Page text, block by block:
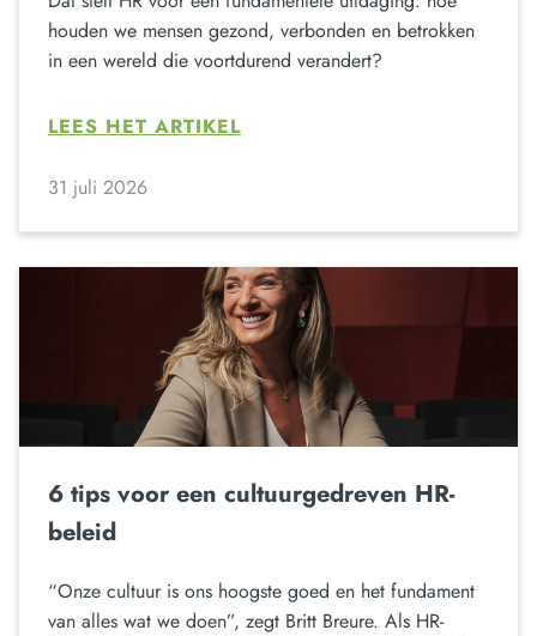
houden we mensen gezond, verbonden en betrokken
in een wereld die voortdurend verandert?
LEES HET ARTIKEL
31 juli 2026
6 tips voor een cultuurgedreven HR-
beleid
“Onze cultuur is ons hoogste goed en het fundament
van alles wat we doen”, zegt Britt Breure. Als HR-